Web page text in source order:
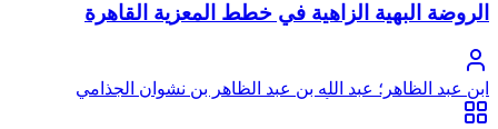
الروضة البهية الزاهية في خطط المعزية القاهرة
ابن عبد الظاهر؛ عبد الله بن عبد الظاهر بن نشوان الجذامي
السعدي، محيي الدين، أبو الفضل ابن رشيد الدين